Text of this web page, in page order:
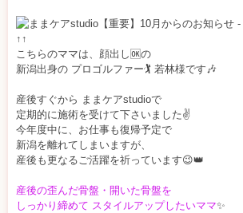
↑↑
こちらのママは、顔出し🆗の
新潟出身の プロゴルファー🏌️ 若林様です🎶
産後すぐから ままケアstudioで
定期的に施術を受けて下さいました✌️
今年度中に、お仕事も復帰予定で
新潟を離れてしまいますが、
産後も更なるご活躍を祈っています😉👑
産後の歪んだ骨盤・開いた骨盤を
しっかり締めて スタイルアップしたいママ✨